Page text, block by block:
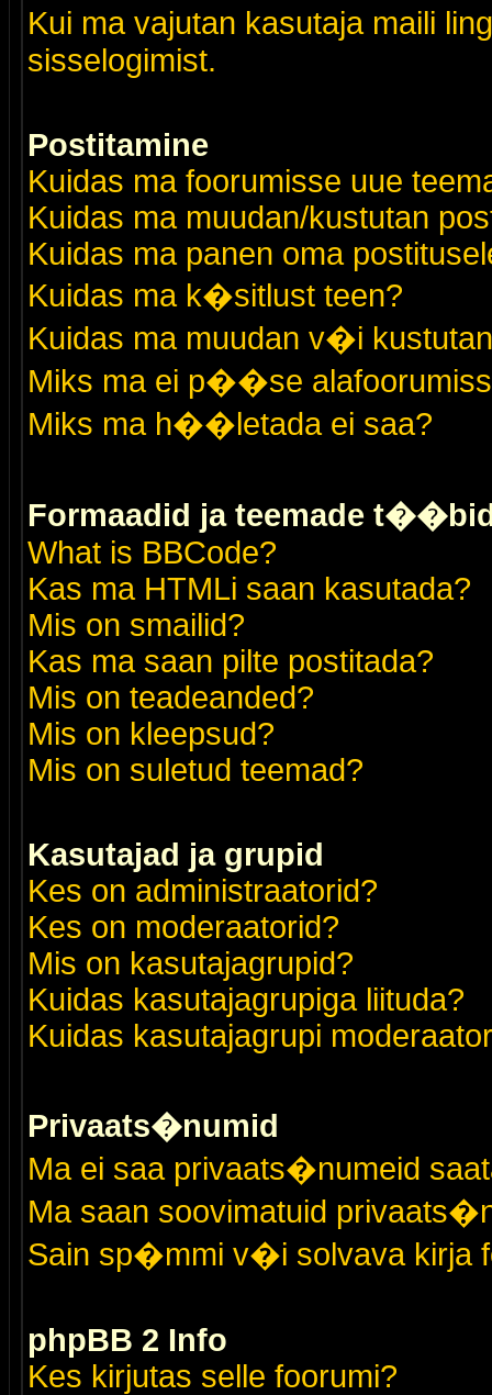
Kui ma vajutan kasutaja maili
sisselogimist.
Postitamine
Kuidas ma foorumisse uue
Kuidas ma muudan/kustutan
Kuidas ma panen oma
Kuidas ma k�sitlust teen?
Kuidas ma muudan v�i
Miks ma ei p��se
Miks ma h��letada ei saa?
Formaadid ja teemade
What is BBCode?
Kas ma HTMLi saan kasutada?
Mis on smailid?
Kas ma saan pilte postitada?
Mis on teadeanded?
Mis on kleepsud?
Mis on suletud teemad?
Kasutajad ja grupid
Kes on administraatorid?
Kes on moderaatorid?
Mis on kasutajagrupid?
Kuidas kasutajagrupiga liituda?
Kuidas kasutajagrupi
Privaats�numid
Ma ei saa privaats�numeid
Ma saan soovimatuid
Sain sp�mmi v�i solvava kirja
phpBB 2 Info
Kes kirjutas selle foorumi?